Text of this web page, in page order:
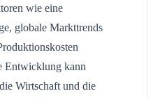
wie eine
globale Markttrends
Entwicklung kann
Wirtschaft und die